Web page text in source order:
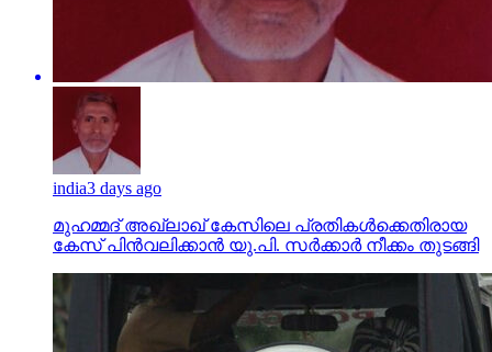
india3 days ago
മുഹമ്മദ് അഖ്‌ലാഖ് കേസിലെ പ്രതികള്‍ക്കെതിരായ
കേസ് പിന്‍വലിക്കാന്‍ യു.പി. സര്‍ക്കാര്‍ നീക്കം തുടങ്ങി